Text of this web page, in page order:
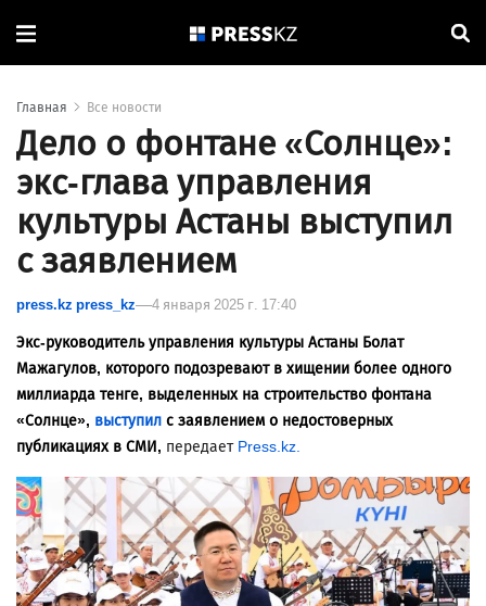
Главная Все новости
Дело о фонтане «Солнце»:
экс-глава управления
культуры Астаны выступил
с заявлением
press.kz press_kz 4 января 2025 г. 17:40
Экс-руководитель управления культуры Астаны Болат
Мажагулов, которого подозревают в хищении более одного
миллиарда тенге, выделенных на строительство фонтана
«Солнце», выступил с заявлением о недостоверных
публикациях в СМИ, передает Press.kz.